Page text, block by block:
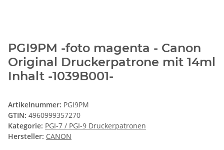
PGI9PM -foto magenta - Canon
Original Druckerpatrone mit 14ml
Inhalt -1039B001-
Artikelnummer: PGI9PM
GTIN: 4960999357270
Kategorie: PGI-7 / PGI-9 Druckerpatronen
Hersteller: CANON